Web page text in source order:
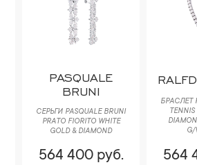
PASQUALE
BRUNI
СЕРЬГИ PASQUALE BRUNI
РRАTО FIORITO WHITE
GOLD & DIAMOND
564 400 руб.
БРАСЛЕТ
G/
564